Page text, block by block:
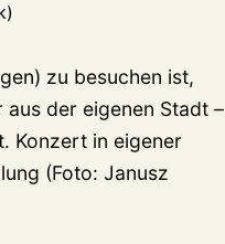
zu besuchen ist,
aus der eigenen Stadt –
Konzert in eigener
(Foto: Janusz